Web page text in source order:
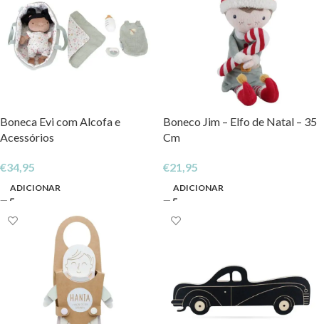
Boneca Evi com Alcofa e
Acessórios
€34,95
ADICIONAR
Boneco Jim – Elfo de Natal – 35
Cm
€21,95
ADICIONAR